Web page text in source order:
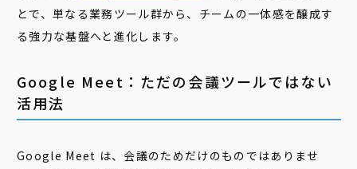
とで、単なる業務ツール群から、チームの一体感を醸成す
る強力な基盤へと進化します。
Google Meet：ただの会議ツールではない
活用法
Google Meet は、会議のためだけのものではありませ